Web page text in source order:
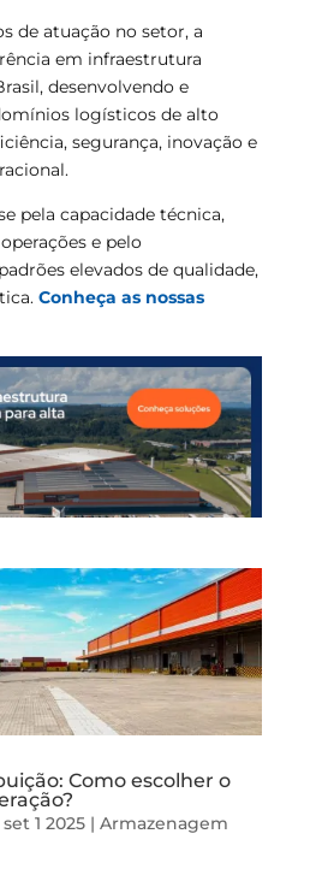
de atuação no setor, a
em infraestrutura
desenvolvendo e
logísticos de alto
segurança, inovação e
pela capacidade técnica,
e pelo
elevados de qualidade,
Conheça as nossas
Como escolher o
set 1 2025| Armazenagem